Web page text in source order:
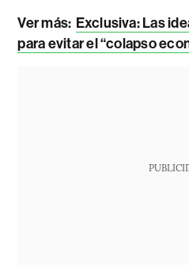
Ver más: Exclusiva: Las
para evitar el “colapso